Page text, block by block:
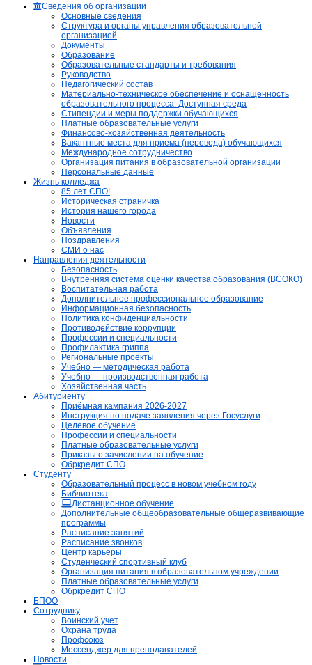
Сведения об организации
Основные сведения
Структура и органы управления образовательной
организацией
Документы
Образование
Образовательные стандарты и требования
Руководство
Педагогический состав
Материально-техническое обеспечение и оснащённость
образовательного процесса. Доступная среда
Стипендии и меры поддержки обучающихся
Платные образовательные услуги
Финансово-хозяйственная деятельность
Вакантные места для приема (перевода) обучающихся
Международное сотрудничество
Организация питания в образовательной организации
Персональные данные
Жизнь колледжа
85 лет СПО!
Историческая страничка
История нашего города
Новости
Объявления
Поздравления
СМИ о нас
Направления деятельности
Безопасность
Внутренняя система оценки качества образования (ВСОКО)
Воспитательная работа
Дополнительное профессиональное образование
Информационная безопасность
Политика конфиденциальности
Противодействие коррупции
Профессии и специальности
Профилактика гриппа
Региональные проекты
Учебно — методическая работа
Учебно — производственная работа
Хозяйственная часть
Абитуриенту
Приёмная кампания 2026-2027
Инструкция по подаче заявления через Госуслуги
Целевое обучение
Профессии и специальности
Платные образовательные услуги
Приказы о зачислении на обучение
Обркредит СПО
Студенту
Образовательный процесс в новом учебном году
Библиотека
Дистанционное обучение
Дополнительные общеобразовательные общеразвивающие
программы
Расписание занятий
Расписание звонков
Центр карьеры
Студенческий спортивный клуб
Организация питания в образовательном учреждении
Платные образовательные услуги
Обркредит СПО
БПОО
Сотруднику
Воинский учет
Охрана труда
Профсоюз
Мессенджер для преподавателей
Новости